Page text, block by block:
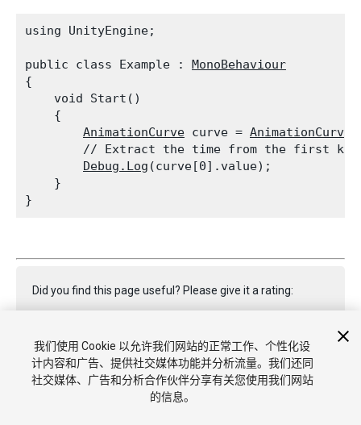
using UnityEngine;
public class Example : MonoBehaviour
{
    void Start()
    {
AnimationCurve curve =
// Extract the time from the first
Debug.Log (curve[0].value);
    }
Did you find this page useful? Please give it a rating:
Report a problem on this page
我们使用 Cookie 以允许我们网站的正常工作、个性化设
计内容和广告、提供社交媒体功能并分析流量。我们还同
社交媒体、广告和分析合作伙伴分享有关您使用我们网站
的信息。